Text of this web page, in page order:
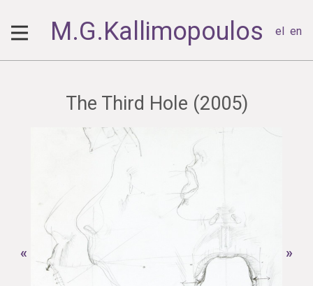
M.G.Kallimopoulos el en
The Third Hole (2005)
« »